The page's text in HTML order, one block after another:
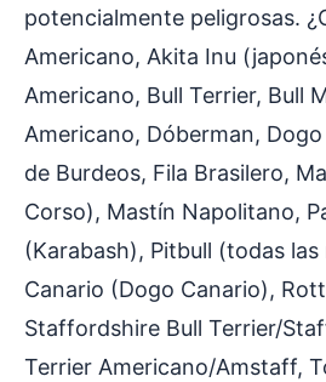
potencialmente peligrosas.
Americano, Akita Inu
Americano, Bull Terrier, Bull
Americano, Dóberman,
de Burdeos, Fila Brasilero,
Corso), Mastín Napolitano,
(Karabash), Pitbull (todas las
Canario (Dogo Canario),
Staffordshire Bull Terrier/
Terrier Americano/Amstaff,